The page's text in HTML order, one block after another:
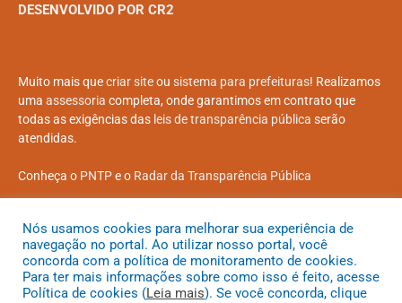
DESENVOLVIDO POR CR2
Muito mais quecriar siteou sistema para prefeituras! Realizamos
uma assessoria completa, onde garantimos em contrato que
todas as exigências das leis de transparência pública serão
atendidas.
Conheça o PNTPe o Radar da Transparência Pública
Todos os direitos reservados a Prefeitura Municipal de Coroatá
Nós usamos cookies para melhorar sua experiência de
navegação no portal. Ao utilizar nosso portal, você
concorda com a política de monitoramento de cookies.
Para ter mais informações sobre como isso é feito, acesse
Política de cookies (Leia mais). Se você concorda, clique